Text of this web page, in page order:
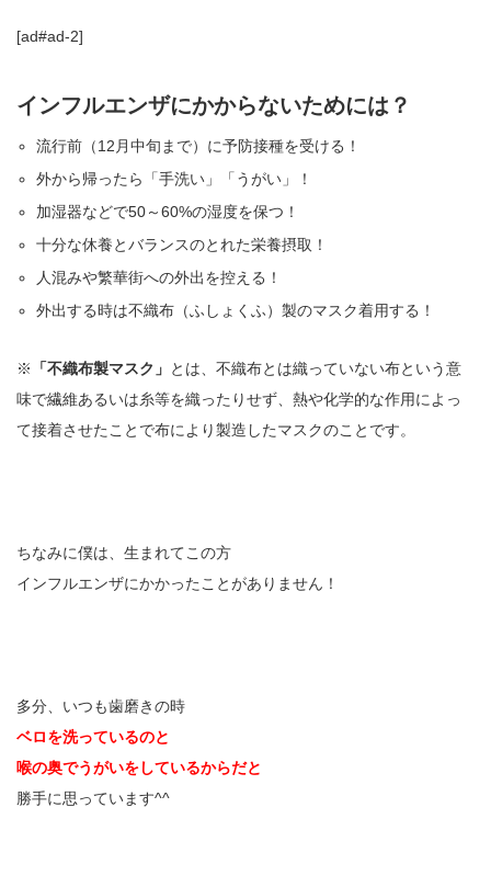
[ad#ad-2]
インフルエンザにかからないためには？
流行前（12月中旬まで）に予防接種を受ける！
外から帰ったら「手洗い」「うがい」！
加湿器などで50～60%の湿度を保つ！
十分な休養とバランスのとれた栄養摂取！
人混みや繁華街への外出を控える！
外出する時は不織布（ふしょくふ）製のマスク着用する！
※ 「不織布製マスク」 とは、不織布とは織っていない布という意
味で繊維あるいは糸等を織ったりせず、熱や化学的な作用によっ
て接着させたことで布により製造したマスクのことです。
ちなみに僕は、生まれてこの方
インフルエンザにかかったことがありません！
多分、いつも歯磨きの時
ベロを洗っているのと
喉の奥でうがいをしているからだと
勝手に思っています^^